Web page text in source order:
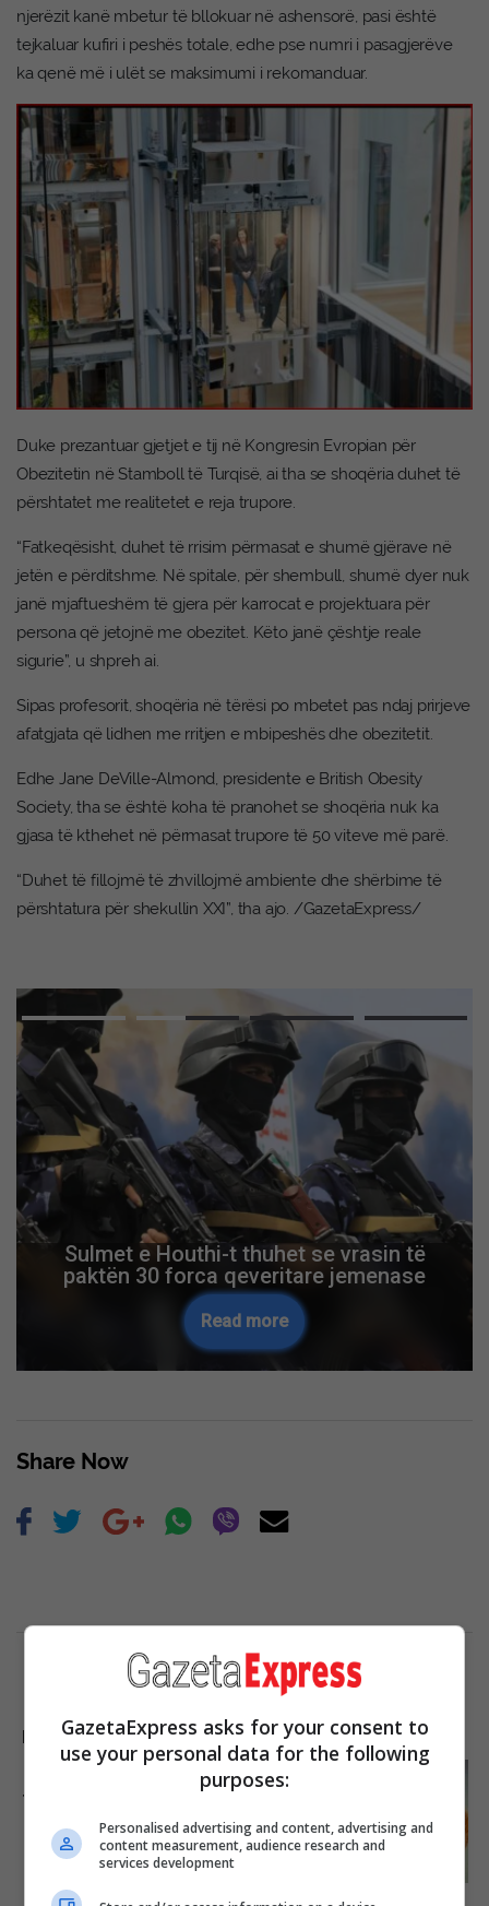
njerëzit kanë mbetur të bllokuar në ashensorë, pasi është
tejkaluar kufiri i peshës totale, edhe pse numri i pasagjerëve
ka qenë më i ulët se maksimumi i rekomanduar.
Duke prezantuar gjetjet e tij në Kongresin Evropian për
Obezitetin në Stamboll të Turqisë, ai tha se shoqëria duhet të
përshtatet me realitetet e reja trupore.
“Fatkeqësisht, duhet të rrisim përmasat e shumë gjërave në
jetën e përditshme. Në spitale, për shembull, shumë dyer nuk
janë mjaftueshëm të gjera për karrocat e projektuara për
persona që jetojnë me obezitet. Këto janë çështje reale
sigurie”, u shpreh ai.
Sipas profesorit, shoqëria në tërësi po mbetet pas ndaj prirjeve
afatgjata që lidhen me rritjen e mbipeshës dhe obezitetit.
Edhe Jane DeVille-Almond, presidente e British Obesity
Society, tha se është koha të pranohet se shoqëria nuk ka
gjasa të kthehet në përmasat trupore të 50 viteve më parë.
“Duhet të fillojmë të zhvillojmë ambiente dhe shërbime të
përshtatura për shekullin XXI”, tha ajo. /GazetaExpress/
Sulmet e Houthi-t thuhet se vrasin të
paktën 30 forca qeveritare jemenase
Read more
Share Now
LAJME NGA INTERNETI
It's The End Of The Road:
The Worst TV Series Finales
Of All Time
Brainberries
GazetaExpress asks for your consent to
use your personal data for the following
purposes:
Personalised advertising and content, advertising and
content measurement, audience research and
services development